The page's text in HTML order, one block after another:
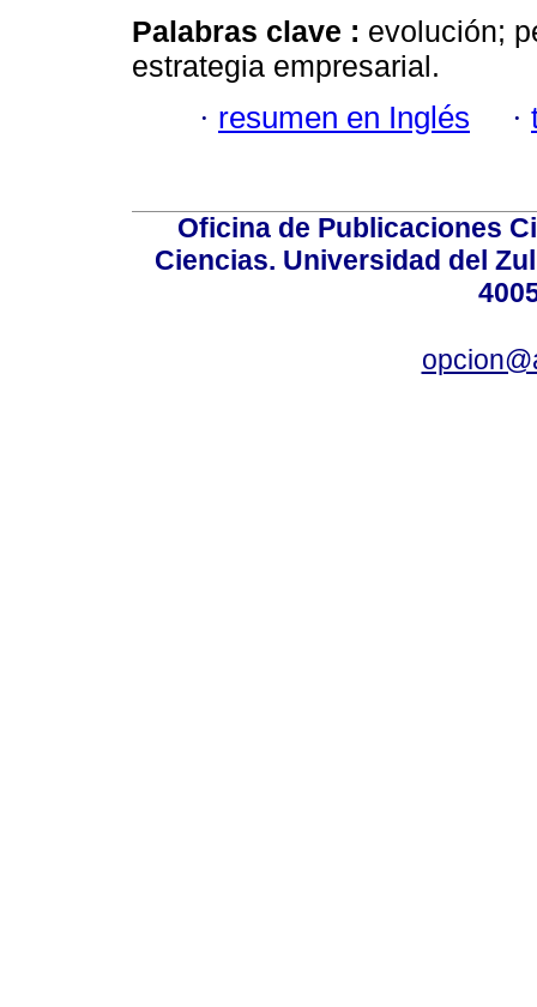
Palabras clave : evolución;
estrategia empresarial.
· resumen en Inglés ·
Oficina de Publicaciones
Ciencias. Universidad del